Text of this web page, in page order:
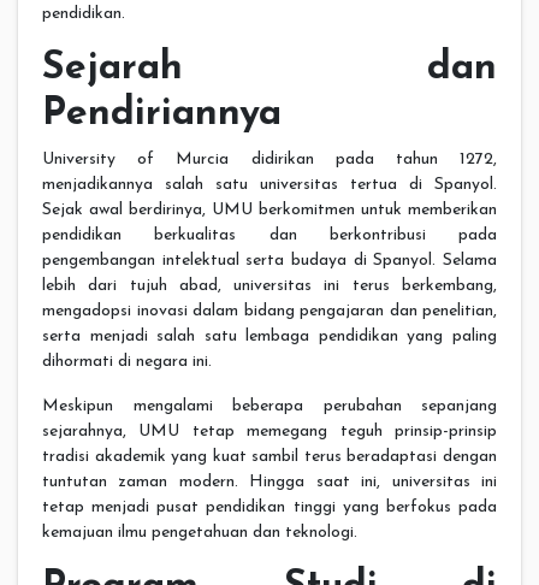
pendidikan.
Sejarah dan
Pendiriannya
University of Murcia didirikan pada tahun 1272,
menjadikannya salah satu universitas tertua di Spanyol.
Sejak awal berdirinya, UMU berkomitmen untuk memberikan
pendidikan berkualitas dan berkontribusi pada
pengembangan intelektual serta budaya di Spanyol. Selama
lebih dari tujuh abad, universitas ini terus berkembang,
mengadopsi inovasi dalam bidang pengajaran dan penelitian,
serta menjadi salah satu lembaga pendidikan yang paling
dihormati di negara ini.
Meskipun mengalami beberapa perubahan sepanjang
sejarahnya, UMU tetap memegang teguh prinsip-prinsip
tradisi akademik yang kuat sambil terus beradaptasi dengan
tuntutan zaman modern. Hingga saat ini, universitas ini
tetap menjadi pusat pendidikan tinggi yang berfokus pada
kemajuan ilmu pengetahuan dan teknologi.